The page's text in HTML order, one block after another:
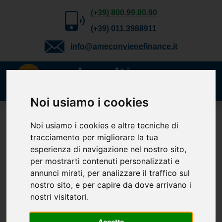
Noi usiamo i cookies
Noi usiamo i cookies e altre tecniche di
tracciamento per migliorare la tua
esperienza di navigazione nel nostro sito,
per mostrarti contenuti personalizzati e
annunci mirati, per analizzare il traffico sul
nostro sito, e per capire da dove arrivano i
nostri visitatori.
(+39) 800.99.00.90
(+39) 011.3988911
info@ameconvienefinance.it
Richiedi gratuitamente
il tuo preventivo
Cessione del Quinto, Delega, Prestito
Personale, TFS e Mutuo. Verifica la
tua
fattibilità.